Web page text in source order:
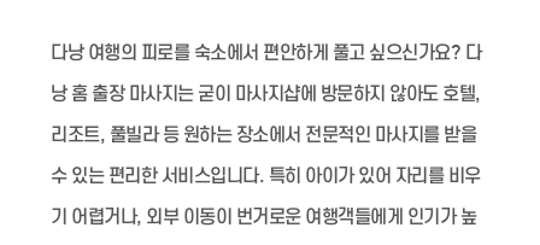
다낭 여행의 피로를 숙소에서 편안하게 풀고 싶으신가요? 다
낭 홈 출장 마사지는 굳이 마사지샵에 방문하지 않아도 호텔,
리조트, 풀빌라 등 원하는 장소에서 전문적인 마사지를 받을
수 있는 편리한 서비스입니다. 특히 아이가 있어 자리를 비우
기 어렵거나, 외부 이동이 번거로운 여행객들에게 인기가 높